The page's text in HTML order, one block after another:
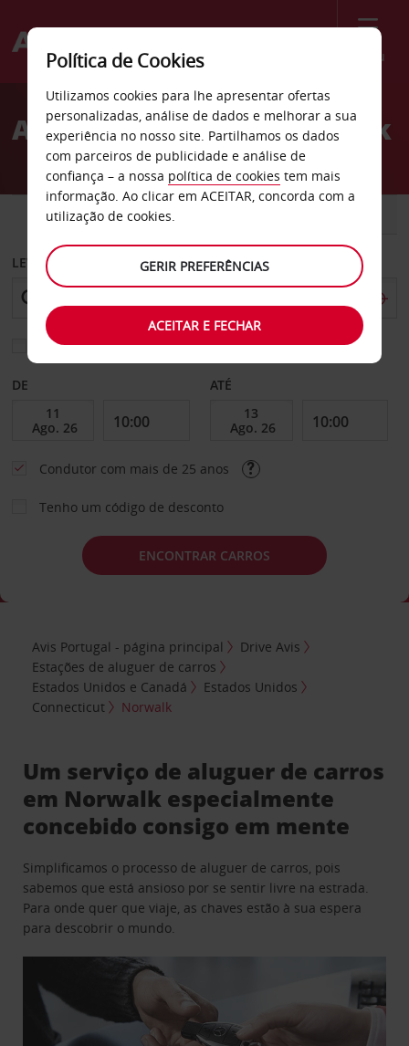
Menu
Welcome
AvisAluguer de carros Norwalk
CARRO
LEVANTAR EM
Escolher uma estação de devolução diferente
DE ATÉ
Condutor com mais de 25 anos
Tenho um código de desconto
ENCONTRAR CARROS
Avis Portugal - página principal
Drive Avis
Estações de aluguer de carros
Estados Unidos e Canadá
Estados Unidos
Connecticut
Norwalk
Um serviço de aluguer de carros
em Norwalk especialmente
concebido consigo em mente
Simplificamos o processo de aluguer de carros, pois
sabemos que está ansioso por se sentir livre na estrada.
Para onde quer que viaje, as chaves estão à sua espera
para descobrir o mundo.
Política de Cookies
Utilizamos cookies para lhe apresentar ofertas
personalizadas, análise de dados e melhorar a sua
experiência no nosso site. Partilhamos os dados
com parceiros de publicidade e análise de
confiança – a nossa política de cookies tem mais
informação. Ao clicar em ACEITAR, concorda com a
utilização de cookies.
GERIR PREFERÊNCIAS
ACEITAR E FECHAR